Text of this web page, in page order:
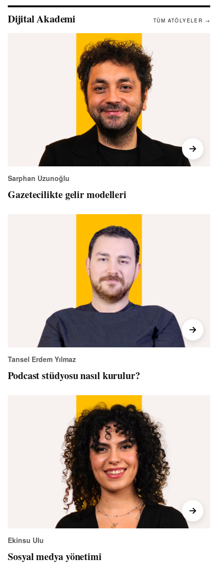
Dijital Akademi TÜM ATÖLYELER →
Sarphan Uzunoğlu
Gazetecilikte gelir modelleri
Tansel Erdem Yılmaz
Podcast stüdyosu nasıl kurulur?
Ekinsu Ulu
Sosyal medya yönetimi